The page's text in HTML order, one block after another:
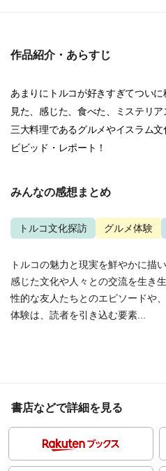
作品紹介・あらすじ
あまりにトルコが好きすぎてつい
見た、感じた、食べた、ミステリ
三大料理であるグルメやイスラム文
ビビッド・レポート！
みんなの感想まとめ
トルコ文化探訪 グルメ体験
トルコの魅力と現実を鮮やかに描
感じた文化や人々との交流を生き
性的な友人たちとのエピソードや
体験は、読者を引き込む要素...
書店などで詳細を見る